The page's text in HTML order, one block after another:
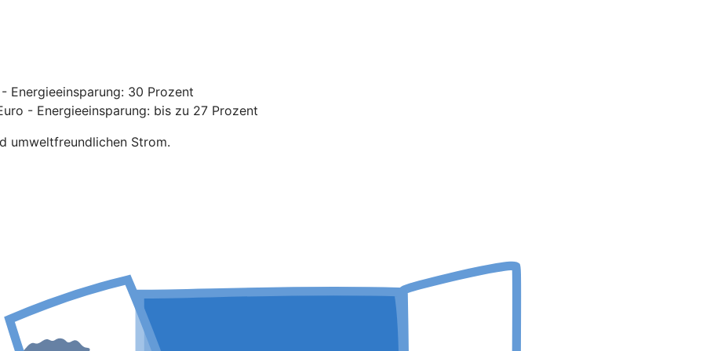
Energieeinsparung: 30 Prozent
- Energieeinsparung: bis zu 27 Prozent
umweltfreundlichen Strom.